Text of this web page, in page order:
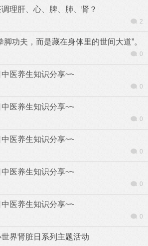
理肝、心、脾、肺、肾？
2
脚功夫，而是藏在身体里的世间大道”。
0
医养生知识分享~~
0
医养生知识分享~~
0
医养生知识分享~~
0
医养生知识分享~~
0
医养生知识分享~~
0
界肾脏日系列主题活动